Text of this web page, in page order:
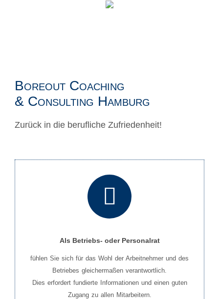
Boreout Coaching
& Consulting Hamburg
Zurück in die berufliche Zufriedenheit!
Als Betriebs- oder Personalrat
fühlen Sie sich für das Wohl der Arbeitnehmer und des
Betriebes gleichermaßen verantwortlich.
Dies erfordert fundierte Informationen und einen guten
Zugang zu allen Mitarbeitern.